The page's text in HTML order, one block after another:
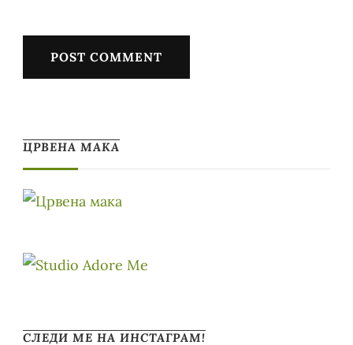
ЦРВЕНА МАКА
СЛЕДИ МЕ НА ИНСТАГРАМ!